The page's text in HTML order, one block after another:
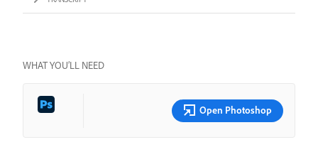
WHAT YOU’LL NEED
Open Photoshop